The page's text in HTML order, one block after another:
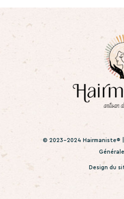
© 2023-2024 Hairmaniste® |
Design du